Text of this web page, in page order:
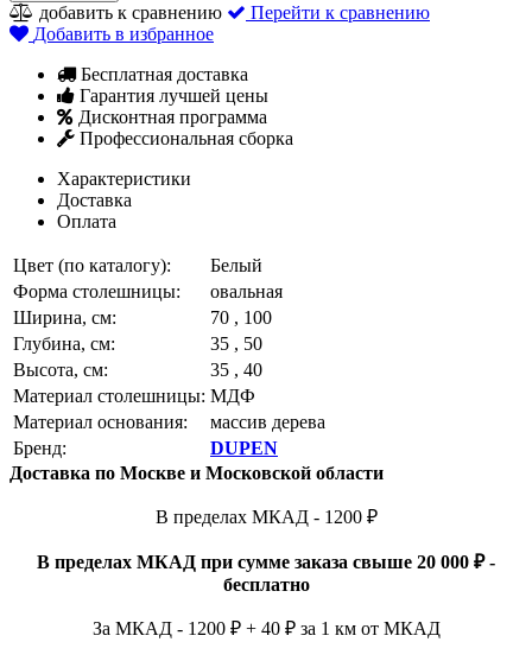
добавить к сравнению
Перейти к сравнению
Добавить в избранное
Бесплатная доставка
Гарантия лучшей цены
Дисконтная программа
Профессиональная сборка
Характеристики
Доставка
Оплата
Цвет (по каталогу):
Белый
Форма столешницы:
овальная
Ширина, см:
70 , 100
Глубина, см:
35 , 50
Высота, см:
35 , 40
Материал столешницы: МДФ
Материал основания:
массив дерева
Бренд:
DUPEN
Доставка по Москве и Московской области
В пределах МКАД - 1200 ₽
В пределах МКАД при сумме заказа свыше 20 000 ₽ -
бесплатно
За МКАД - 1200 ₽ + 40 ₽ за 1 км от МКАД